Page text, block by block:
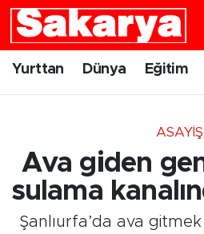
Yurttan Dünya Eğitim
ASAYIŞ
Ava giden
sulama
Şanlıurfa’da ava
Yurttan
Gündem
Eskişehirspor
Eskişehir Nöbetçi
Eskişehir Namaz
Eskişehir Trafik
Süper Lig Puan